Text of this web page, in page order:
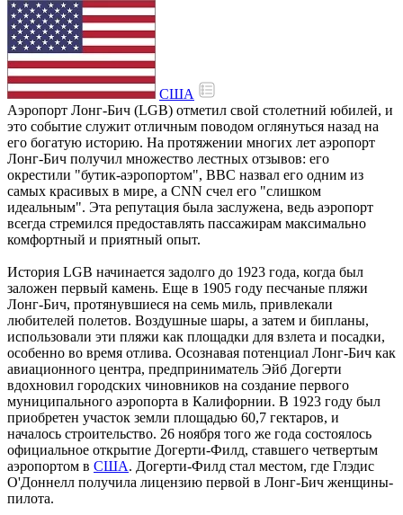
США
Аэропорт Лонг-Бич (LGB) отметил свой столетний юбилей, и
это событие служит отличным поводом оглянуться назад на
его богатую историю. На протяжении многих лет аэропорт
Лонг-Бич получил множество лестных отзывов: его
окрестили "бутик-аэропортом", BBC назвал его одним из
самых красивых в мире, а CNN счел его "слишком
идеальным". Эта репутация была заслужена, ведь аэропорт
всегда стремился предоставлять пассажирам максимально
комфортный и приятный опыт.
История LGB начинается задолго до 1923 года, когда был
заложен первый камень. Еще в 1905 году песчаные пляжи
Лонг-Бич, протянувшиеся на семь миль, привлекали
любителей полетов. Воздушные шары, а затем и бипланы,
использовали эти пляжи как площадки для взлета и посадки,
особенно во время отлива. Осознавая потенциал Лонг-Бич как
авиационного центра, предприниматель Эйб Догерти
вдохновил городских чиновников на создание первого
муниципального аэропорта в Калифорнии. В 1923 году был
приобретен участок земли площадью 60,7 гектаров, и
началось строительство. 26 ноября того же года состоялось
официальное открытие Догерти-Филд, ставшего четвертым
аэропортом в США. Догерти-Филд стал местом, где Глэдис
О'Доннелл получила лицензию первой в Лонг-Бич женщины-
пилота.